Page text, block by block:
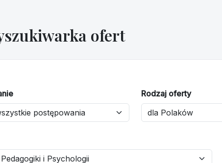
ofert
Rodzaj oferty